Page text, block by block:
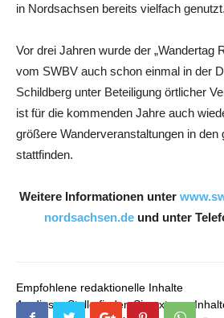
in Nordsachsen bereits vielfach genutzt.
Vor drei Jahren wurde der „Wandertag
vom SWBV auch schon einmal in der
Schildberg unter Beteiligung örtlicher
ist für die kommenden Jahre auch
größere Wanderveranstaltungen in den
stattfinden.
Weitere Informationen unter
nordsachsen.deund unter
Empfohlene redaktionelle Inhalte
An dieser Stelle finden Sie externe